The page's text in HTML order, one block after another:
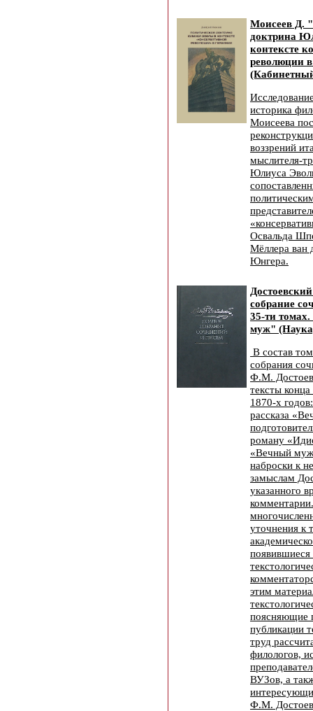
Моисеев Д.
доктрина
контексте
революции
историка
Моисеева
воззрений
мыслителя-
Юлиуса
Освальда
Мёллера ван
Юнгера.
собрание
35-ти
муж"
В состав
собрания
Ф.М.
тексты
1870-х
рассказа
роману
«Вечный
наброски к
замыслам
указанного
уточнения к
появившиеся
этим
поясняющие
публикации
труд
филологов,
ВУЗов, а
Ф.М.